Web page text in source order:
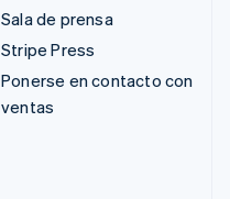
Sala de prensa
Stripe Press
Ponerse en contacto con
ventas